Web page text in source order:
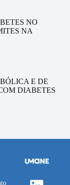
NO
NA
E DE
DIABETES